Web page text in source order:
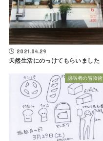
2021.04.29
天然生活にのっけてもらいました
臆病者の冒険術